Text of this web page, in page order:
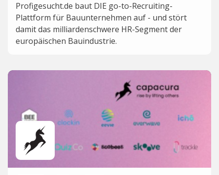
Profigesucht.de baut DIE go-to-Recruiting-
Plattform für Bauunternehmen auf - und stört
damit das milliardenschwere HR-Segment der
europäischen Bauindustrie.